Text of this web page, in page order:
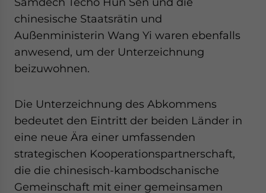
chinesische Staatsrätin und
Außenministerin Wang Yi waren ebenfalls
anwesend, um der Unterzeichnung
beizuwohnen.
Die Unterzeichnung des Abkommens
bedeutet den Eintritt der beiden Länder in
eine neue Ära einer umfassenden
strategischen Kooperationspartnerschaft,
die die chinesisch-kambodschanische
Gemeinschaft mit einer gemeinsamen
website. Please send me business news and updates
- case sensitive